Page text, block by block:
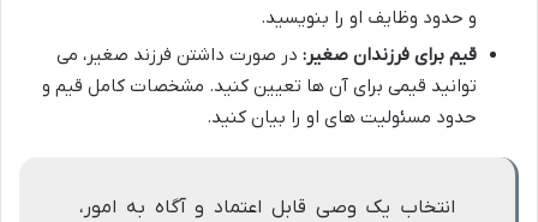
و حدود وظایف او را بنویسید.
قیم برای فرزندان صغیر: در صورت داشتن فرزند صغیر، می
توانید قیمی برای آن ها تعیین کنید. مشخصات کامل قیم و
حدود مسئولیت های او را بیان کنید.
انتخاب یک وصی قابل اعتماد و آگاه به امور،